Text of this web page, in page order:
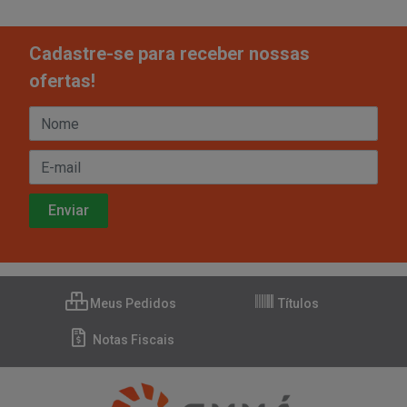
Cadastre-se para receber nossas
ofertas!
Meus Pedidos Títulos
Notas Fiscais